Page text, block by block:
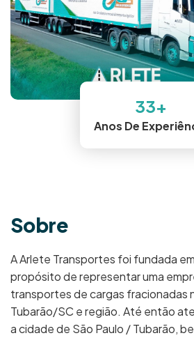
Sobre
A Arlete Transportes foi fundada
propósito de representar uma
transportes de cargas fracionadas
Tubarão/SC e região. Até então
a cidade de São Paulo / Tubarão,
33+
Anos De